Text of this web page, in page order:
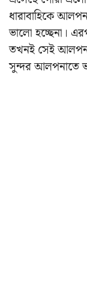
ধারাবাহিকে
ভালো হচ্ছেনা।
তখনই সেই
সুন্দর আলপনাতে